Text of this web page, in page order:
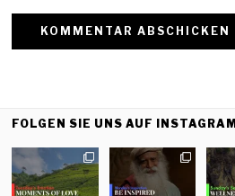
FOLGEN SIE UNS AUF INSTAGRAM